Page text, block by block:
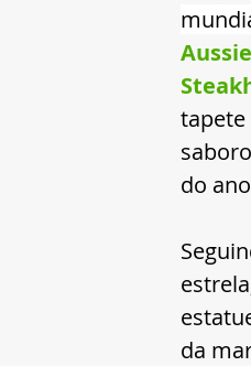
Aussie
tapete
do
da